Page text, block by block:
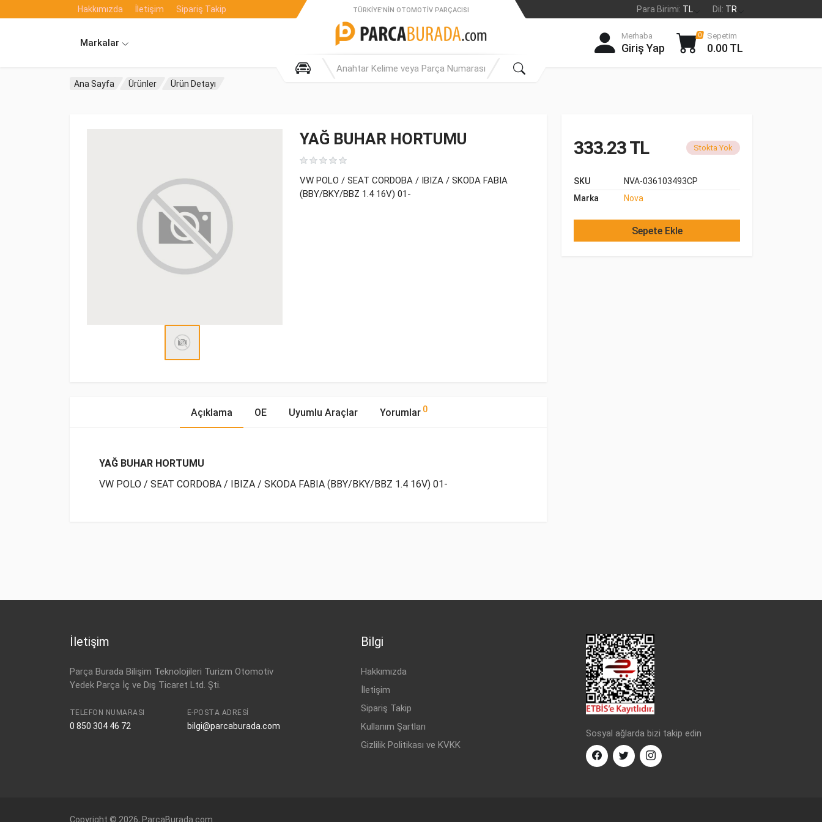
Hakkımızda İletişim Sipariş Takip Para Birimi: TL Dil: TR
Markalar
TÜRKIYE'NIN OTOMOTIV PARÇACISI
Merhaba
Giriş Yap
0 Sepetim
0.00 TL
Ana Sayfa Ürünler Ürün Detayı
YAĞ BUHAR HORTUMU
VW POLO / SEAT CORDOBA / IBIZA / SKODA FABIA
(BBY/BKY/BBZ 1.4 16V) 01-
333.23 TL Stokta Yok
SKU
NVA-036103493CP
Marka
Nova
Sepete Ekle
Açıklama OE Uyumlu Araçlar Yorumlar 0
YAĞ BUHAR HORTUMU
VW POLO / SEAT CORDOBA / IBIZA / SKODA FABIA (BBY/BKY/BBZ 1.4 16V) 01-
İletişim
Parça Burada Bilişim Teknolojileri Turizm Otomotiv
Yedek Parça İç ve Dış Ticaret Ltd. Şti.
TELEFON NUMARASI
0 850 304 46 72
E-POSTA ADRESI
bilgi@parcaburada.com
Bilgi
Hakkımızda
İletişim
Sipariş Takip
Kullanım Şartları
Gizlilik Politikası ve KVKK
Sosyal ağlarda bizi takip edin
Copyright © 2026, ParcaBurada.com